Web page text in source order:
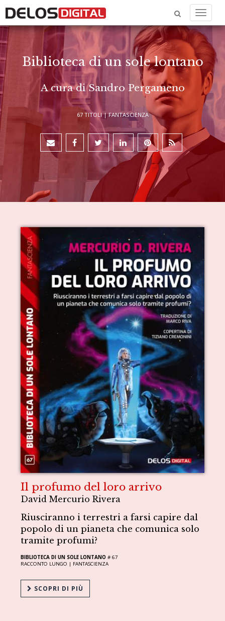
Menu
Biblioteca di un sole lontano
A cura di Sandro Pergameno
67 TITOLI |FANTASCIENZA
Il profumo del loro arrivo
David Mercurio Rivera
Riusciranno i terrestri a farsi capire dal
popolo di un pianeta che comunica solo
tramite profumi?
BIBLIOTECA DI UN SOLE LONTANO # 67
RACCONTO LUNGO | FANTASCIENZA
SCOPRI DI PIÙ